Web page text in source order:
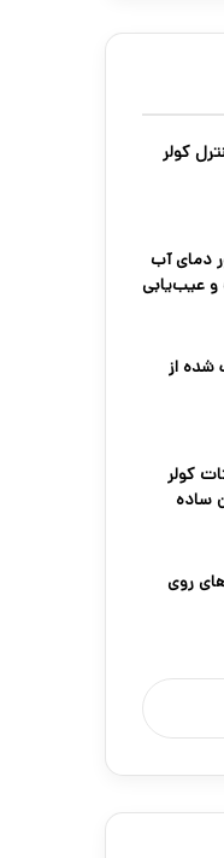
کولر
دمای آب
عیب‌یابی
شده از
کولر
ساده
روی